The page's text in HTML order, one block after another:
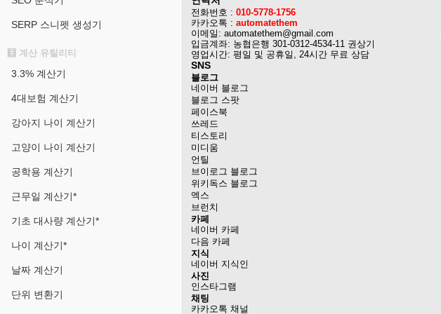
SERP 스니펫 생성기
🧮 계산 유틸리티
3.3% 계산기
4대보험 계산기
강아지 나이 계산기
고양이 나이 계산기
공학용 계산기
근무일 계산기*
기초 대사량 계산기*
나이 계산기*
날짜 계산기
단위 변환기
전화번호 : 010-5778-1756
카카오톡 : automatethem
이메일: automatethem@gmail.com
입금계좌: 농협은행 301-0312-4534-11 권상기
영업시간: 평일 및 공휴일, 24시간 무료 상담
SNS
블로그
네이버 블로그
블로그 스팟
페이스북
쓰레드
티스토리
미디움
언틸
브이로그 블로그
위키독스 블로그
엑스
브런치
카페
네이버 카페
다음 카페
지식
네이버 지식인
사진
인스타그램
채팅
카카오톡 채널